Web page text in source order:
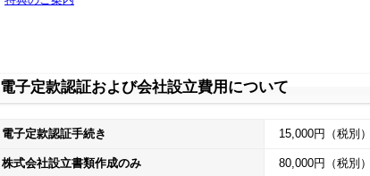
電子定款認証および会社設立費用について
電子定款認証手続き 15,000円（税別）
株式会社設立書類作成のみ 80,000円（税別）